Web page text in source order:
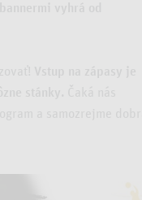
vyhrá od
stánky.
a samozrejme dobrá